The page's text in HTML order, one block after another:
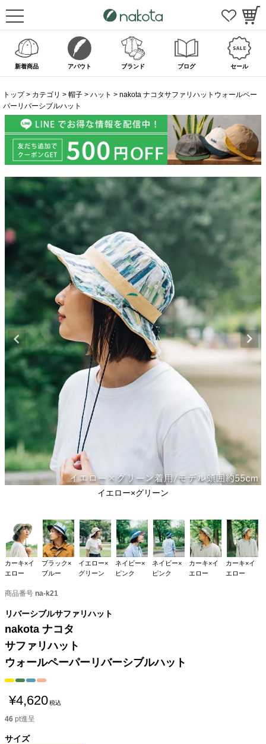
新着商品 アバウト ブランド ブログ セール
トップ カテゴリ 帽子 ハット
nakota ナコタサファリハットウォールペー
パーリバーシブルハット
イエロー×グリーン
カーキ×イ
エロー
ブラック×
ブルー
イエロー×
グリーン
ネイビー×
ピンク
ネイビー×
ピンク
カーキ×イ
エロー
カーキ×イ
エロー
商品番号 na-k21
リバーシブルサファリハット
nakota ナコタ
サファリハット
ウォールペーパーリバーシブルハット
¥4,620税込
46 pt進呈
サイズ